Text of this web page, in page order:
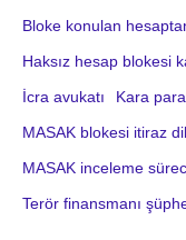
Bloke konulan
Haksız hesap blokesi
İcra avukatı
Kara
MASAK blokesi itiraz
MASAK inceleme
Terör finansmanı